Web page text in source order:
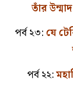
তাঁর
পর্ব ২৩: যে
পর্ব ২২: